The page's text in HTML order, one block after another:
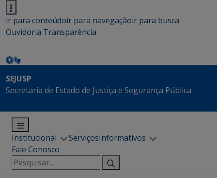
ir para conteúdoir para navegaçãoir para busca
Ouvidoria Transparência
SEJUSP
Secretaria de Estado de Justiça e Segurança Pública
Institucional ServiçosInformativos
Fale Conosco
Pesquisar
por: